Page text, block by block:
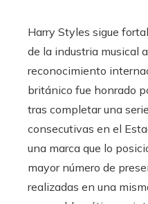
Harry Styles sigue
de la industria musical
reconocimiento
británico fue honrado
tras completar una
consecutivas en el
una marca que lo
mayor número de
realizadas en una